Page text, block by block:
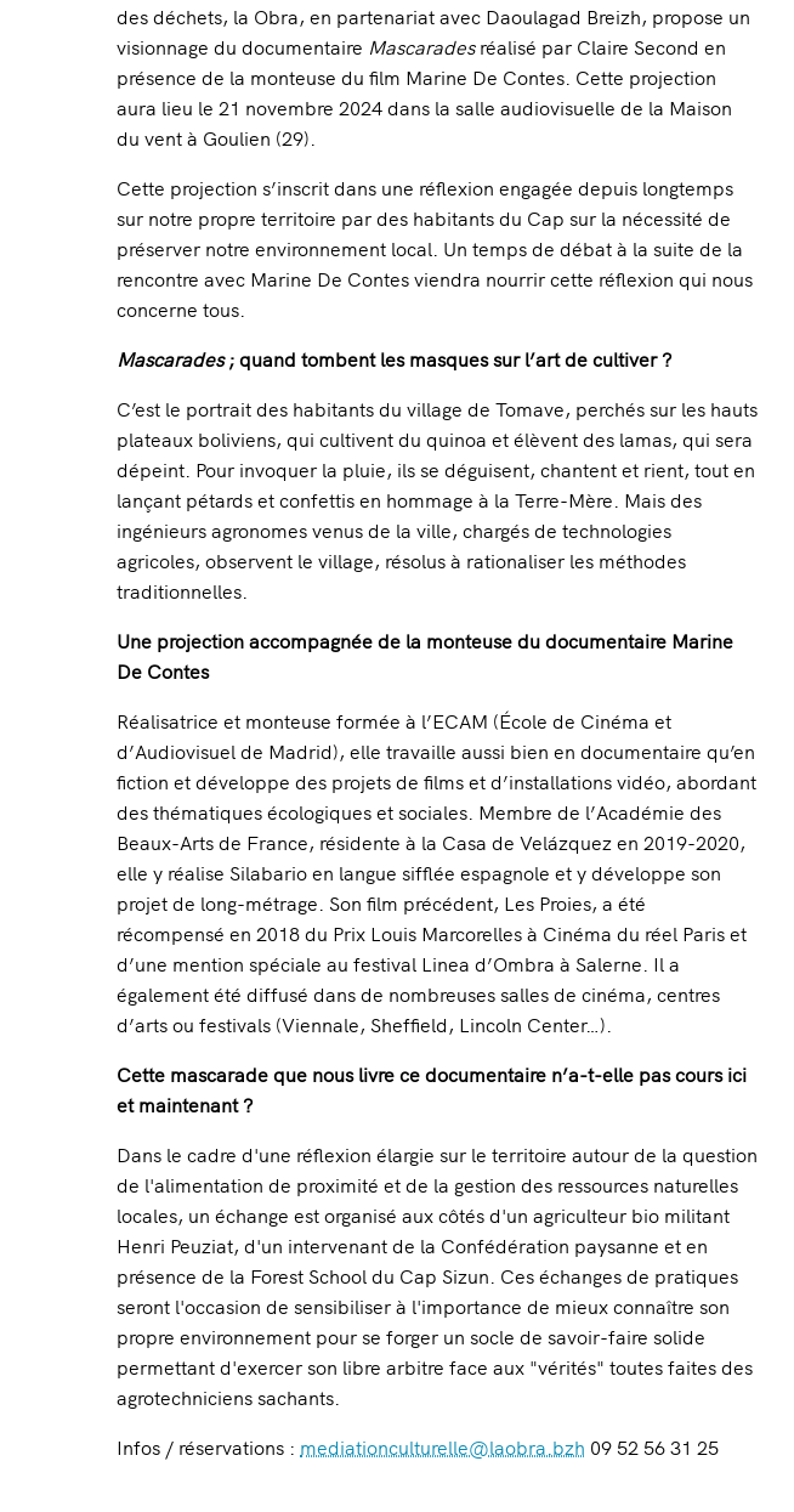
des déchets, la Obra, en partenariat avec Daoulagad Breizh, propose un
visionnage du documentaire Mascaradesréalisé par Claire Second en
présence de la monteuse du film Marine De Contes. Cette projection
aura lieu le 21 novembre 2024 dans la salle audiovisuelle de la Maison
du vent à Goulien (29).
Cette projection s’inscrit dans une réflexion engagée depuis longtemps
sur notre propre territoire par des habitants du Cap sur la nécessité de
préserver notre environnement local. Un temps de débat à la suite de la
rencontre avec Marine De Contes viendra nourrir cette réflexion qui nous
concerne tous.
Mascarades; quand tombent les masques sur l’art de cultiver ?
C’est le portrait des habitants du village de Tomave, perchés sur les hauts
plateaux boliviens, qui cultivent du quinoa et élèvent des lamas, qui sera
dépeint. Pour invoquer la pluie, ils se déguisent, chantent et rient, tout en
lançant pétards et confettis en hommage à la Terre-Mère. Mais des
ingénieurs agronomes venus de la ville, chargés de technologies
agricoles, observent le village, résolus à rationaliser les méthodes
traditionnelles.
Une projection accompagnée de la monteuse du documentaire Marine
De Contes
Réalisatrice et monteuse formée à l’ECAM (École de Cinéma et
d’Audiovisuel de Madrid), elle travaille aussi bien en documentaire qu’en
fiction et développe des projets de films et d’installations vidéo, abordant
des thématiques écologiques et sociales. Membre de l’Académie des
Beaux-Arts de France, résidente à la Casa de Velázquez en 2019-2020,
elle y réalise Silabario en langue sifflée espagnole et y développe son
projet de long-métrage. Son film précédent, Les Proies, a été
récompensé en 2018 du Prix Louis Marcorelles à Cinéma du réel Paris et
d’une mention spéciale au festival Linea d’Ombra à Salerne. Il a
également été diffusé dans de nombreuses salles de cinéma, centres
d’arts ou festivals (Viennale, Sheffield, Lincoln Center…).
Cette mascarade que nous livre ce documentaire n’a-t-elle pas cours ici
et maintenant ?
Dans le cadre d'une réflexion élargie sur le territoire autour de la question
de l'alimentation de proximité et de la gestion des ressources naturelles
locales, un échange est organisé aux côtés d'un agriculteur bio militant
Henri Peuziat, d'un intervenant de la Confédération paysanne et en
présence de la Forest School du Cap Sizun. Ces échanges de pratiques
seront l'occasion de sensibiliser à l'importance de mieux connaître son
propre environnement pour se forger un socle de savoir-faire solide
permettant d'exercer son libre arbitre face aux "vérités" toutes faites des
agrotechniciens sachants.
Infos / réservations : mediationculturelle@laobra.bzh 09 52 56 31 25